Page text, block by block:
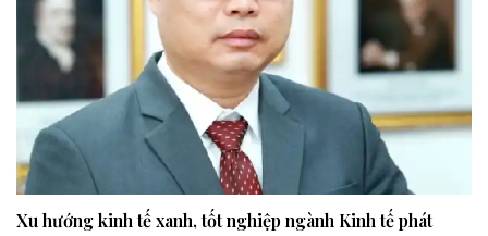
Xu hướng kinh tế xanh, tốt nghiệp ngành Kinh tế phát